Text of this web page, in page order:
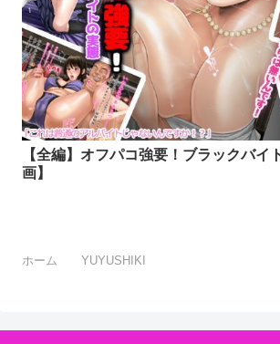
【全編】オフパコ強要！ブラックバイ
画】
ホーム YUYUSHIKI